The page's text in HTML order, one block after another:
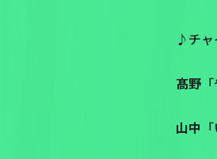
♪チャ
髙野
山中